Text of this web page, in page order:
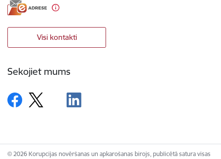
Visi kontakti
Sekojiet mums
© 2026 Korupcijas novēršanas un apkarošanas birojs, publicētā satura visas